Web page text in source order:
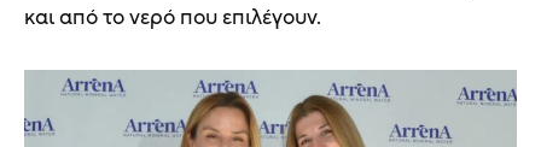
και από το νερό που επιλέγουν.